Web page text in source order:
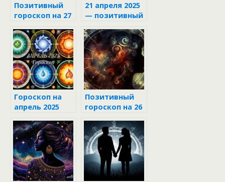
Позитивный
гороскоп на 27
21 апреля 2025
— позитивный
Гороскоп на
апрель 2025
знаков
зодиака
Позитивный
гороскоп на 26